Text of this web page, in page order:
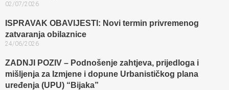
02/07/2026
ISPRAVAK OBAVIJESTI: Novi termin privremenog
zatvaranja obilaznice​
24/06/2026
ZADNJI POZIV – Podnošenje zahtjeva, prijedloga i
mišljenja za Izmjene i dopune Urbanističkog plana
uređenja (UPU) “Bijaka”